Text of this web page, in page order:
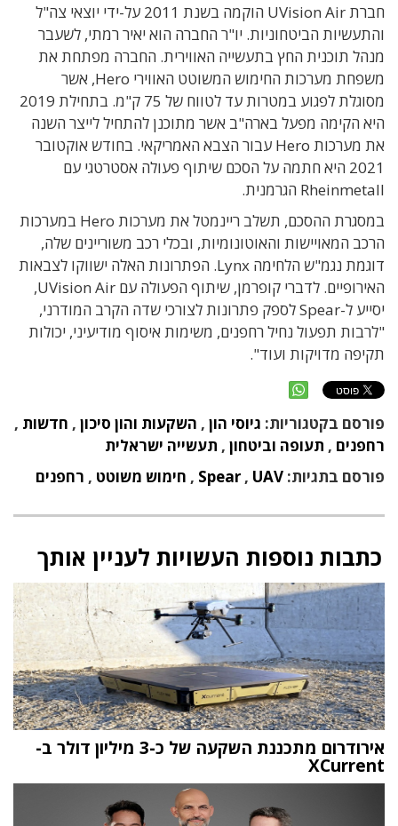
חברת UVision Air הוקמה בשנת 2011 על-ידי יוצאי צה"ל
והתעשיות הביטחוניות. יו"ר החברה הוא יאיר רמתי, לשעבר
מנהל תוכנית החץ בתעשייה האווירית. החברה מפתחת את
משפחת מערכות החימוש המשוטט האווירי Hero, אשר
מסוגלת לפגוע במטרות עד לטווח של 75 ק"מ. בתחילת 2019
היא הקימה מפעל בארה"ב אשר מתוכנן להתחיל לייצר השנה
את מערכות Hero עבור הצבא האמריקאי. בחודש אוקטובר
2021 היא חתמה על הסכם שיתוף פעולה אסטרטגי עם
Rheinmetall הגרמנית.
במסגרת ההסכם, תשלב ריינמטל את מערכות Hero במערכות
הרכב המאויישות והאוטונומיות, ובכלי רכב משוריינים שלה,
דוגמת נגמ"ש הלחימה Lynx. הפתרונות האלה ישווקו לצבאות
האירופיים. לדברי קופרמן, שיתוף הפעולה עם UVision Air,
יסייע ל-Spear לספק פתרונות לצורכי שדה הקרב המודרני,
"לרבות תפעול נחיל רחפנים, משימות איסוף מודיעיני, יכולות
תקיפה מדויקות ועוד".
פורסם בקטגוריות: גיוסי הון , השקעות והון סיכון , חדשות ,
רחפנים , תעופה וביטחון , תעשייה ישראלית
פורסם בתגיות:
Spear , UAV
, חימוש משוטט , רחפנים
כתבות נוספות העשויות לעניין אותך
אירודרום מתכננת השקעה של כ-3 מיליון דולר ב-
XCurrent